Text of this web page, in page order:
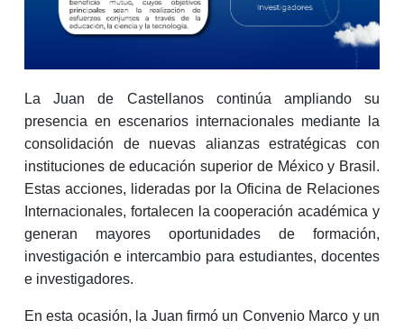
La Juan de Castellanos continúa ampliando su
presencia en escenarios internacionales mediante la
consolidación de nuevas alianzas estratégicas con
instituciones de educación superior de México y Brasil.
Estas acciones, lideradas por la Oficina de Relaciones
Internacionales, fortalecen la cooperación académica y
generan mayores oportunidades de formación,
investigación e intercambio para estudiantes, docentes
e investigadores.
En esta ocasión, la Juan firmó un Convenio Marco y un